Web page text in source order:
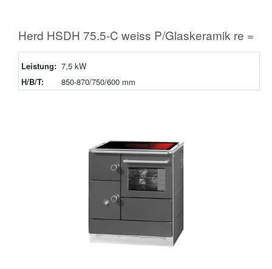
Herd HSDH 75.5-C weiss P/Glaskeramik re =
Leistung: 7,5 kW
H/B/T:
850-870/750/600 mm